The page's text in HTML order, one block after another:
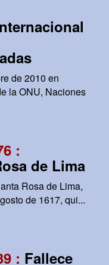
de 2010 en
la ONU, Naciones
:
de Lima
Rosa de Lima,
de 1617, qui...
: Fallece